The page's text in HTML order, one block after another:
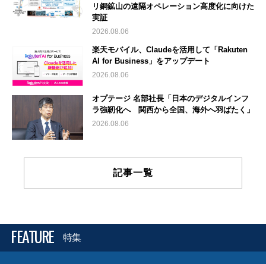
リ銅鉱山の遠隔オペレーション高度化に向けた
実証
2026.08.06
楽天モバイル、Claudeを活用して「Rakuten
AI for Business」をアップデート
2026.08.06
オプテージ 名部社長「日本のデジタルインフ
ラ強靭化へ 関西から全国、海外へ羽ばたく」
2026.08.06
記事一覧
FEATURE 特集